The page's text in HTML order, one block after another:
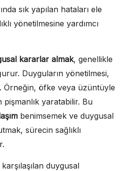
sık yapılan hataları ele
yönetilmesine yardımcı
kararlar almak, genellikle
Duyguların yönetilmesi,
Örneğin, öfke veya üzüntüyle
yaratabilir. Bu
benimsemek ve duygusal
sürecin sağlıklı
duygusal